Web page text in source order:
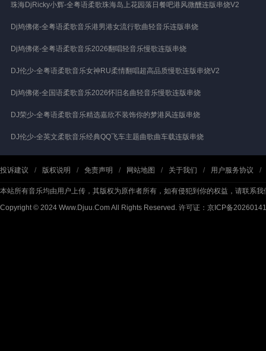
珠海DjRicky小辉-全粤语柔歌珠海岛上花园落日餐吧港风微醺连版串烧V2
Dj鸠佛佬-全粤语柔歌音乐港男港女流行歌曲轻音乐连版串烧
Dj鸠佛佬-全粤语柔歌音乐2026翻唱轻音乐慢歌连版串烧
DJ伦少-全粤语柔歌音乐女神RU柔情翻唱超高品质慢歌连版串烧V2
Dj鸠佛佬-全国语柔歌音乐2026怀旧名曲轻音乐慢歌连版串烧
DJ荣少-全粤语柔歌音乐精选嘉欣不装饰你的梦港风连版串烧
DJ伦少-全英文柔歌音乐经典QQ飞车主题曲歌曲车载连版串烧
投诉建议 / 版权说明 / 免责声明 / 网站地图 / 关于我们 / 用户服务协议 /
本站所有音乐均由用户上传，其版权为原作者所有，如有侵犯到你的权益，请联系我
Copyright © 2024 Www.Djuu.Com All Rights Reserved. 许可证：京ICP备